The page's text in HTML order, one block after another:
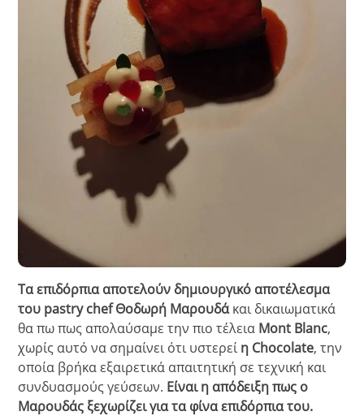
Τα επιδόρπια αποτελούν δημιουργικό αποτέλεσμα
του pastry chef Θοδωρή Μαρουδάκαι δικαιωματικά
θα πω πως απολαύσαμε την πιο τέλεια Mont Blanc,
χωρίς αυτό να σημαίνει ότι υστερεί η Chocolate, την
οποία βρήκα εξαιρετικά απαιτητική σε τεχνική και
συνδυασμούς γεύσεων. Είναι η απόδειξη πως ο
Μαρουδάς ξεχωρίζει για τα φίνα επιδόρπια του.